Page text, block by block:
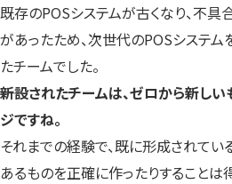
既存のPOSシステムが古くなり、不具
があったため、次世代のPOSシステ
たチームでした。
――新設されたチームは、ゼロから新し
ジですね。
それまでの経験で、既に形成されて
あるものを正確に作ったりすることは